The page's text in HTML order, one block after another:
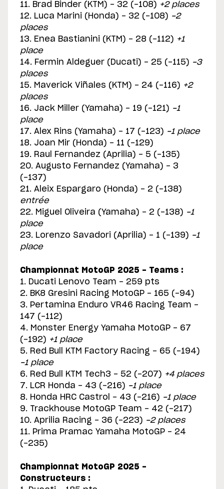
11. Brad Binder (KTM) - 32 (-108) +2 places
12. Luca Marini (Honda) - 32 (-108) -2
places
13. Enea Bastianini (KTM) - 28 (-112) +1
place
14. Fermin Aldeguer (Ducati) - 25 (-115) -3
places
15. Maverick Viñales (KTM) - 24 (-116) +2
places
16. Jack Miller (Yamaha) - 19 (-121) -1
place
17. Alex Rins (Yamaha) - 17 (-123) -1 place
18. Joan Mir (Honda) - 11 (-129)
19. Raul Fernandez (Aprilia) - 5 (-135)
20. Augusto Fernandez (Yamaha) - 3
(-137)
21. Aleix Espargaro (Honda) - 2 (-138)
entrée
22. Miguel Oliveira (Yamaha) - 2 (-138) -1
place
23. Lorenzo Savadori (Aprilia) - 1 (-139) -1
place
Championnat MotoGP 2025 - Teams :
1. Ducati Lenovo Team - 259 pts
2. BK8 Gresini Racing MotoGP - 165 (-94)
3. Pertamina Enduro VR46 Racing Team -
147 (-112)
4. Monster Energy Yamaha MotoGP - 67
(-192) +1 place
5. Red Bull KTM Factory Racing - 65 (-194)
-1 place
6. Red Bull KTM Tech3 - 52 (-207) +4 places
7. LCR Honda - 43 (-216) -1 place
8. Honda HRC Castrol - 43 (-216) -1 place
9. Trackhouse MotoGP Team - 42 (-217)
10. Aprilia Racing - 36 (-223) -2 places
11. Prima Pramac Yamaha MotoGP - 24
(-235)
Championnat MotoGP 2025 -
Constructeurs :